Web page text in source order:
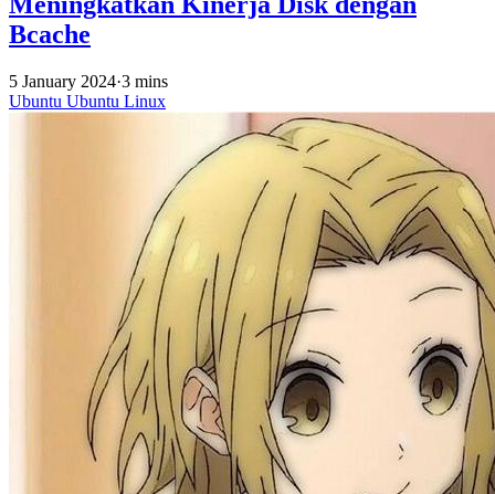
Bcache
5 January 2024·3 mins
Ubuntu Ubuntu Linux